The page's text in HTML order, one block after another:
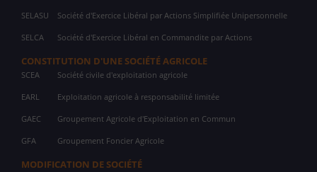
SELASU Société d'Exercice Libéral par Actions Simplifiée Unipersonnelle
SELCA Société d'Exercice Libéral en Commandite par Actions
CONSTITUTION D'UNE SOCIÉTÉ AGRICOLE
SCEA Société civile d'exploitation agricole
EARL Exploitation agricole à responsabilité limitée
GAEC Groupement Agricole d'Exploitation en Commun
GFA Groupement Foncier Agricole
MODIFICATION DE SOCIÉTÉ